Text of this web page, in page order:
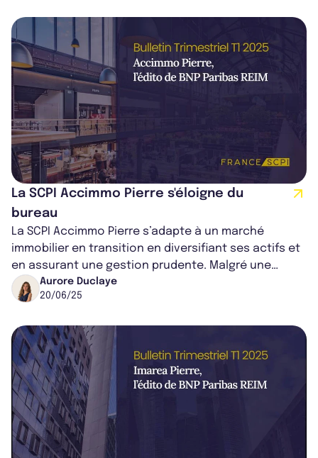
La SCPI Accimmo Pierre s'éloigne du
bureau
La SCPI Accimmo Pierre s’adapte à un marché
immobilier en transition en diversifiant ses actifs et
en assurant une gestion prudente. Malgré une
baisse du prix de souscription, elle...
Aurore Duclaye
20/06/25